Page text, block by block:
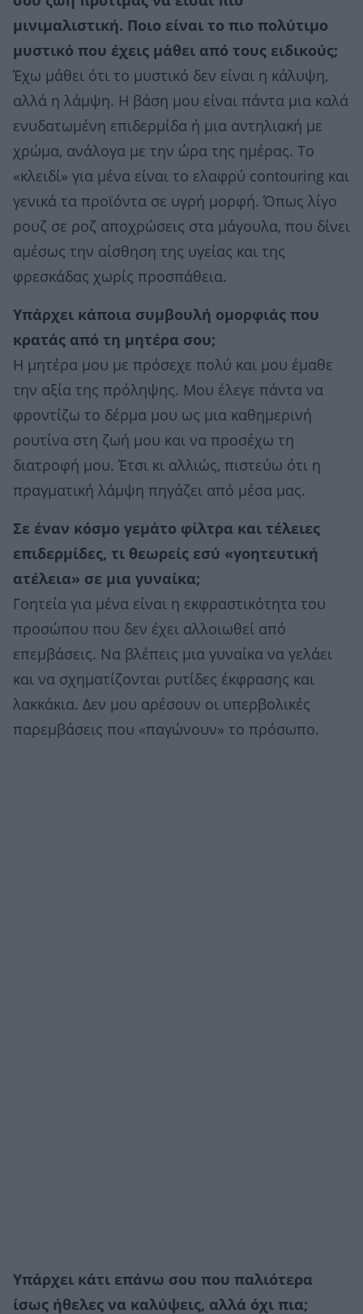
μινιμαλιστική. Ποιο είναι το πιο πολύτιμο
μυστικό που έχεις μάθει από τους ειδικούς;
Έχω μάθει ότι το μυστικό δεν είναι η κάλυψη,
αλλά η λάμψη. Η βάση μου είναι πάντα μια καλά
ενυδατωμένη επιδερμίδα ή μια αντηλιακή με
χρώμα, ανάλογα με την ώρα της ημέρας. Το
«κλειδί» για μένα είναι το ελαφρύ contouring και
γενικά τα προϊόντα σε υγρή μορφή. Όπως λίγο
ρουζ σε ροζ αποχρώσεις στα μάγουλα, που δίνει
αμέσως την αίσθηση της υγείας και της
φρεσκάδας χωρίς προσπάθεια.
Υπάρχει κάποια συμβουλή ομορφιάς που
κρατάς από τη μητέρα σου;
Η μητέρα μου με πρόσεχε πολύ και μου έμαθε
την αξία της πρόληψης. Μου έλεγε πάντα να
φροντίζω το δέρμα μου ως μια καθημερινή
ρουτίνα στη ζωή μου και να προσέχω τη
διατροφή μου. Έτσι κι αλλιώς, πιστεύω ότι η
πραγματική λάμψη πηγάζει από μέσα μας.
Σε έναν κόσμο γεμάτο φίλτρα και τέλειες
επιδερμίδες, τι θεωρείς εσύ «γοητευτική
ατέλεια» σε μια γυναίκα;
Γοητεία για μένα είναι η εκφραστικότητα του
προσώπου που δεν έχει αλλοιωθεί από
επεμβάσεις. Να βλέπεις μια γυναίκα να γελάει
και να σχηματίζονται ρυτίδες έκφρασης και
λακκάκια. Δεν μου αρέσουν οι υπερβολικές
παρεμβάσεις που «παγώνουν» το πρόσωπο.
Υπάρχει κάτι επάνω σου που παλιότερα
ίσως ήθελες να καλύψεις, αλλά όχι πια;